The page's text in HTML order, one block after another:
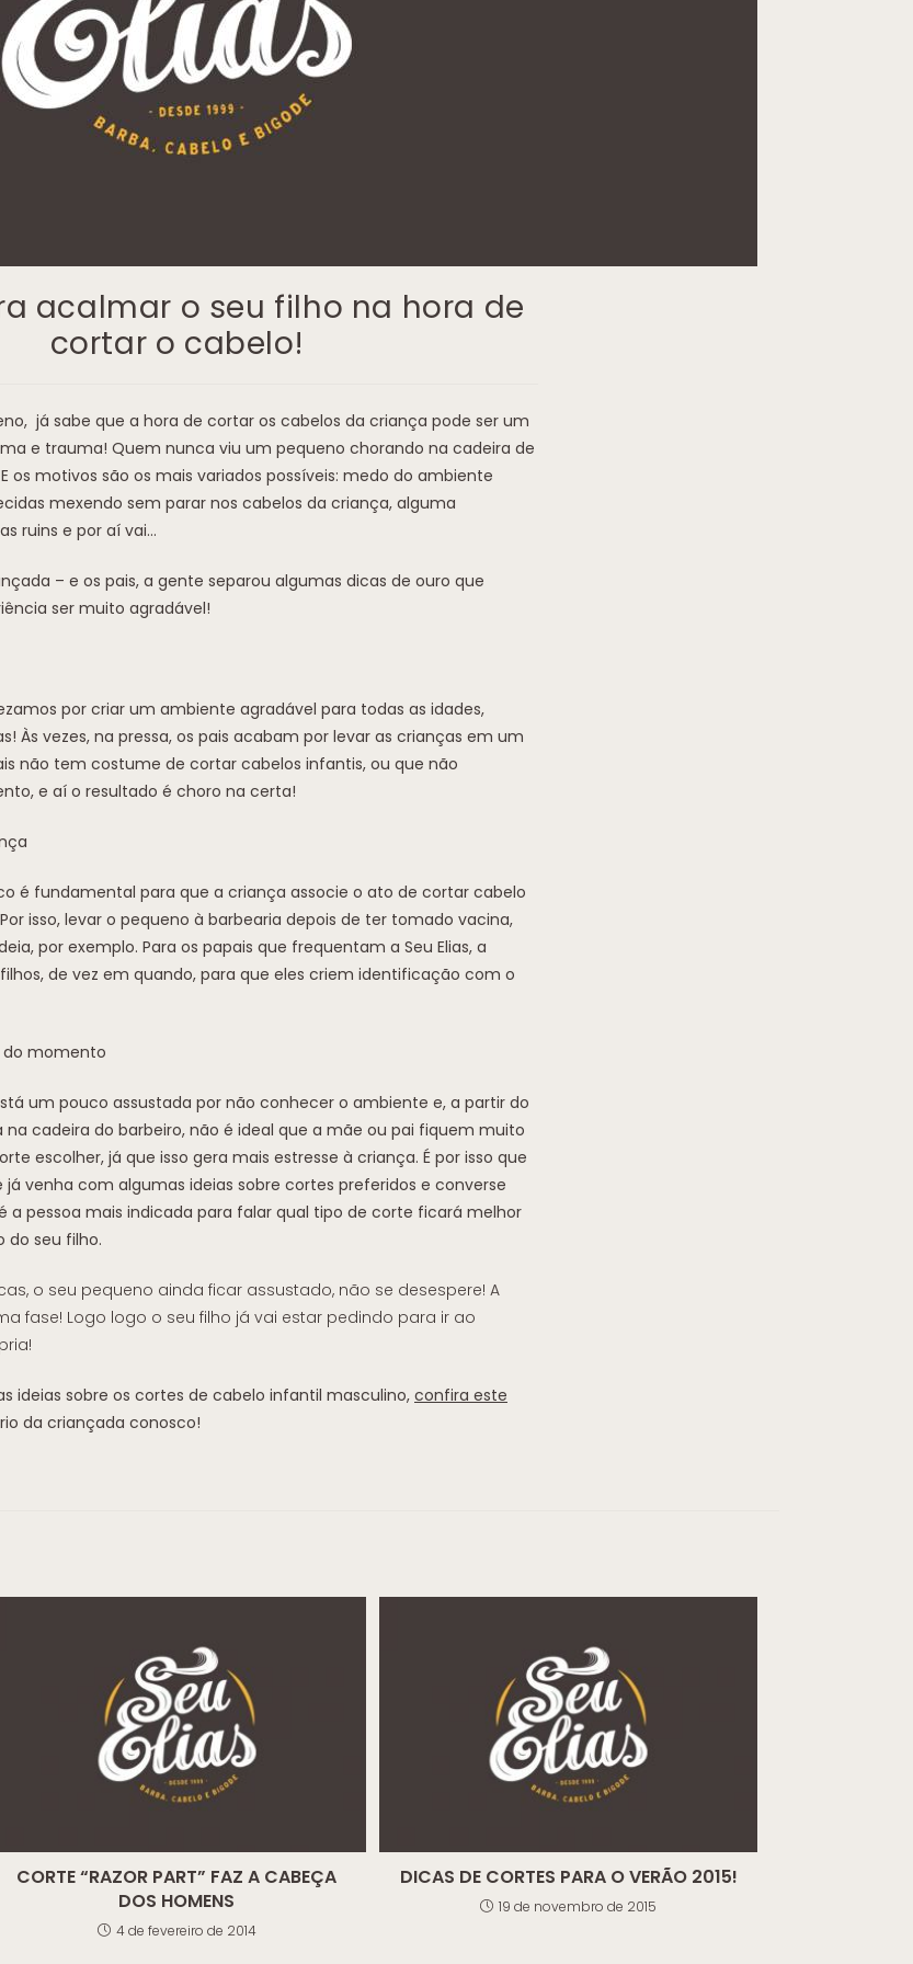
acalmar o seu filho na hora de
cortar o cabelo!
já sabe que a hora de cortar os cabelos da criança pode ser um
e trauma! Quem nunca viu um pequeno chorando na cadeira de
os motivos são os mais variados possíveis: medo do ambiente
mexendo sem parar nos cabelos da criança, alguma
ruins e por aí vai…
– e os pais, a gente separou algumas dicas de ouro que
ser muito agradável!
por criar um ambiente agradável para todas as idades,
Às vezes, na pressa, os pais acabam por levar as crianças em um
não tem costume de cortar cabelos infantis, ou que não
e aí o resultado é choro na certa!
é fundamental para que a criança associe o ato de cortar cabelo
isso, levar o pequeno à barbearia depois de ter tomado vacina,
por exemplo. Para os papais que frequentam a Seu Elias, a
de vez em quando, para que eles criem identificação com o
do momento
um pouco assustada por não conhecer o ambiente e, a partir do
cadeira do barbeiro, não é ideal que a mãe ou pai fiquem muito
escolher, já que isso gera mais estresse à criança. É por isso que
já venha com algumas ideias sobre cortes preferidos e converse
a pessoa mais indicada para falar qual tipo de corte ficará melhor
do seu filho.
o seu pequeno ainda ficar assustado, não se desespere! A
fase! Logo logo o seu filho já vai estar pedindo para ir ao
ideias sobre os cortes de cabelo infantil masculino, confira este
da criançada conosco!
CORTE “RAZOR PART” FAZ A CABEÇA
DOS HOMENS
4 de fevereiro de 2014
DICAS DE CORTES PARA O VERÃO 2015!
19 de novembro de 2015